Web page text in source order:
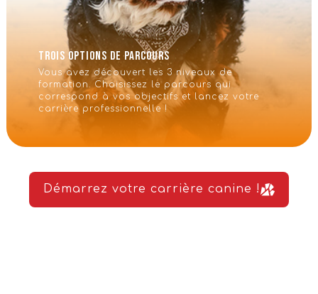
Trois options de parcours
Vous avez découvert les 3 niveaux de
formation. Choisissez le parcours qui
correspond à vos objectifs et lancez votre
carrière professionnelle !
Démarrez votre carrière canine !